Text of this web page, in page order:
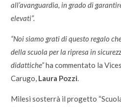
all’avanguardia, in grado di
elevati”.
“Noi siamo grati di questo regalo
della scuola per la ripresa in
didattiche”ha commentato la
Carugo, Laura Pozzi.
Milesi sosterrà il progetto